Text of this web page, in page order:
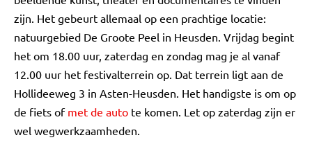
zijn. Het gebeurt allemaal op een prachtige locatie:
natuurgebied De Groote Peel in Heusden. Vrijdag begint
het om 18.00 uur, zaterdag en zondag mag je al vanaf
12.00 uur het festivalterrein op. Dat terrein ligt aan de
Hollideeweg 3 in Asten-Heusden. Het handigste is om op
de fiets of met de auto te komen. Let op zaterdag zijn er
wel wegwerkzaamheden.